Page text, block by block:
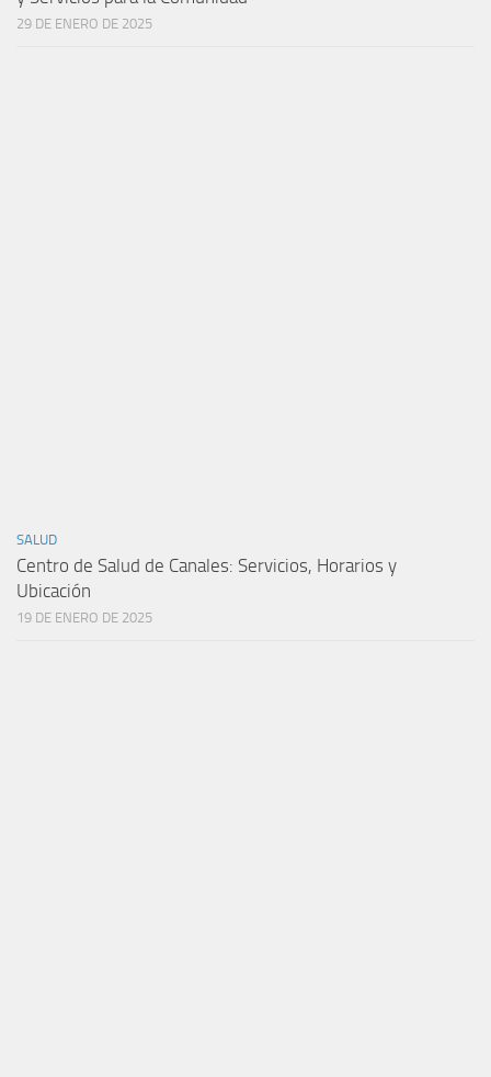
29 DE ENERO DE 2025
SALUD
Centro de Salud de Canales: Servicios, Horarios y
Ubicación
19 DE ENERO DE 2025